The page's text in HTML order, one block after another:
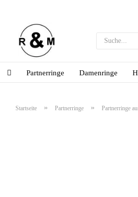
Partnerringe Damenringe
Startseite » Partnerringe » Partnerringe